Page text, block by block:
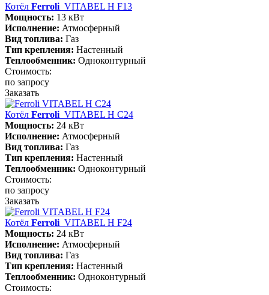
Котёл Ferroli VITABEL H F13
Мощность: 13 кВт
Исполнение: Атмосферный
Вид топлива: Газ
Тип крепления: Настенный
Теплообменник: Одноконтурный
Стоимость:
по запросу
Заказать
Котёл Ferroli VITABEL H С24
Мощность: 24 кВт
Исполнение: Атмосферный
Вид топлива: Газ
Тип крепления: Настенный
Теплообменник: Одноконтурный
Стоимость:
по запросу
Заказать
Котёл Ferroli VITABEL H F24
Мощность: 24 кВт
Исполнение: Атмосферный
Вид топлива: Газ
Тип крепления: Настенный
Теплообменник: Одноконтурный
Стоимость: